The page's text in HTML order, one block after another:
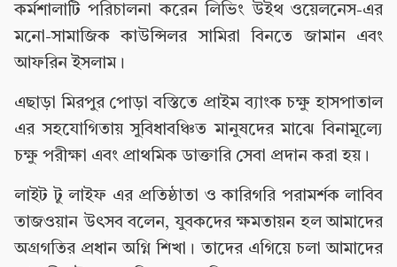
কর্মশালাটি পরিচালনা করেন লিভিং উইথ ওয়েলনেস-এর
মনো-সামাজিক কাউন্সিলর সামিরা বিনতে জামান এবং
আফরিন ইসলাম।
এছাড়া মিরপুর পোড়া বস্তিতে প্রাইম ব্যাংক চক্ষু হাসপাতাল
এর সহযোগিতায় সুবিধাবঞ্চিত মানুষদের মাঝে বিনামূল্যে
চক্ষু পরীক্ষা এবং প্রাথমিক ডাক্তারি সেবা প্রদান করা হয়।
লাইট টু লাইফ এর প্রতিষ্ঠাতা ও কারিগরি পরামর্শক লাবিব
তাজওয়ান উৎসব বলেন, যুবকদের ক্ষমতায়ন হল আমাদের
অগ্রগতির প্রধান অগ্নি শিখা। তাদের এগিয়ে চলা আমাদের